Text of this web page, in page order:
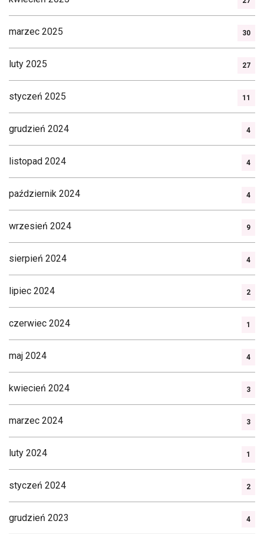
marzec 2025 30
luty 2025 27
styczeń 2025 11
grudzień 2024 4
listopad 2024 4
październik 2024 4
wrzesień 2024 9
sierpień 2024 4
lipiec 2024 2
czerwiec 2024 1
maj 2024 4
kwiecień 2024 3
marzec 2024 3
luty 2024 1
styczeń 2024 2
grudzień 2023 4